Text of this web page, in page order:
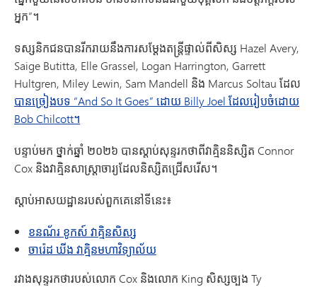
អ្នក”។
ទស្សនិកជនបានរីករាយនឹងការសម្តែងតន្ត្រីផ្ទាល់ពីសិស្ស Hazel Avery,
Saige Butitta, Elle Grassel, Logan Harrington, Garrett
Hultgren, Miley Lewin, Sam Mandell និង Marcus Soltau ដែល
បានច្រៀងបទ “And So It Goes” ដោយ Billy Joel ដែលរៀបចំដោយ
Bob Chilcott។
បន្ទាប់មក ថ្នាក់ឆ្នាំ ២០២៦ បានស្តាប់សុន្ទរកថាពីវាគ្មិននិស្សិត Connor
Cox និងវាគ្មិនសាស្ត្រាចារ្យដែលនិស្សិតជ្រើសរើស។
ស្តាប់អាសយដ្ឋានរបស់ពួកគេនៅទីនេះ៖
ខនណ័រ ខូកស៍ វាគ្មិនសិស្ស
ចារ៉េដ ឃីង វាគ្មិន​មហាវិទ្យាល័យ
រវាងសុន្ទរកថារបស់លោក Cox និងលោក King សិស្សច្បង Ty